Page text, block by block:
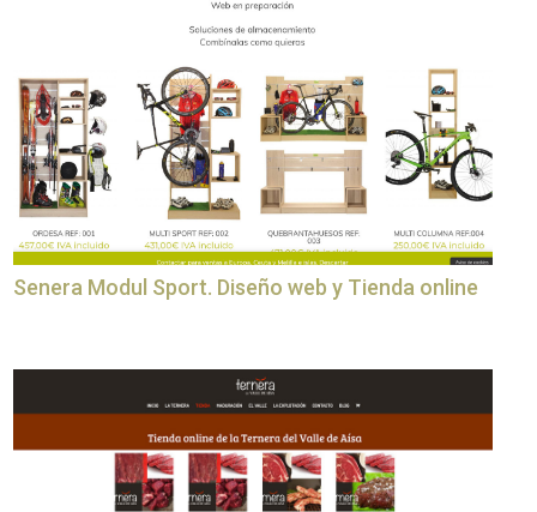
Senera Modul Sport. Diseño web y Tienda online